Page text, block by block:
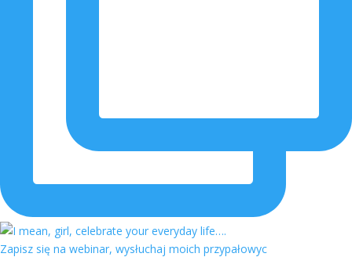
Zapisz się na webinar, wysłuchaj moich przypałowyc